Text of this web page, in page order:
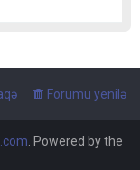
Forumu yenilə
. Powered by the